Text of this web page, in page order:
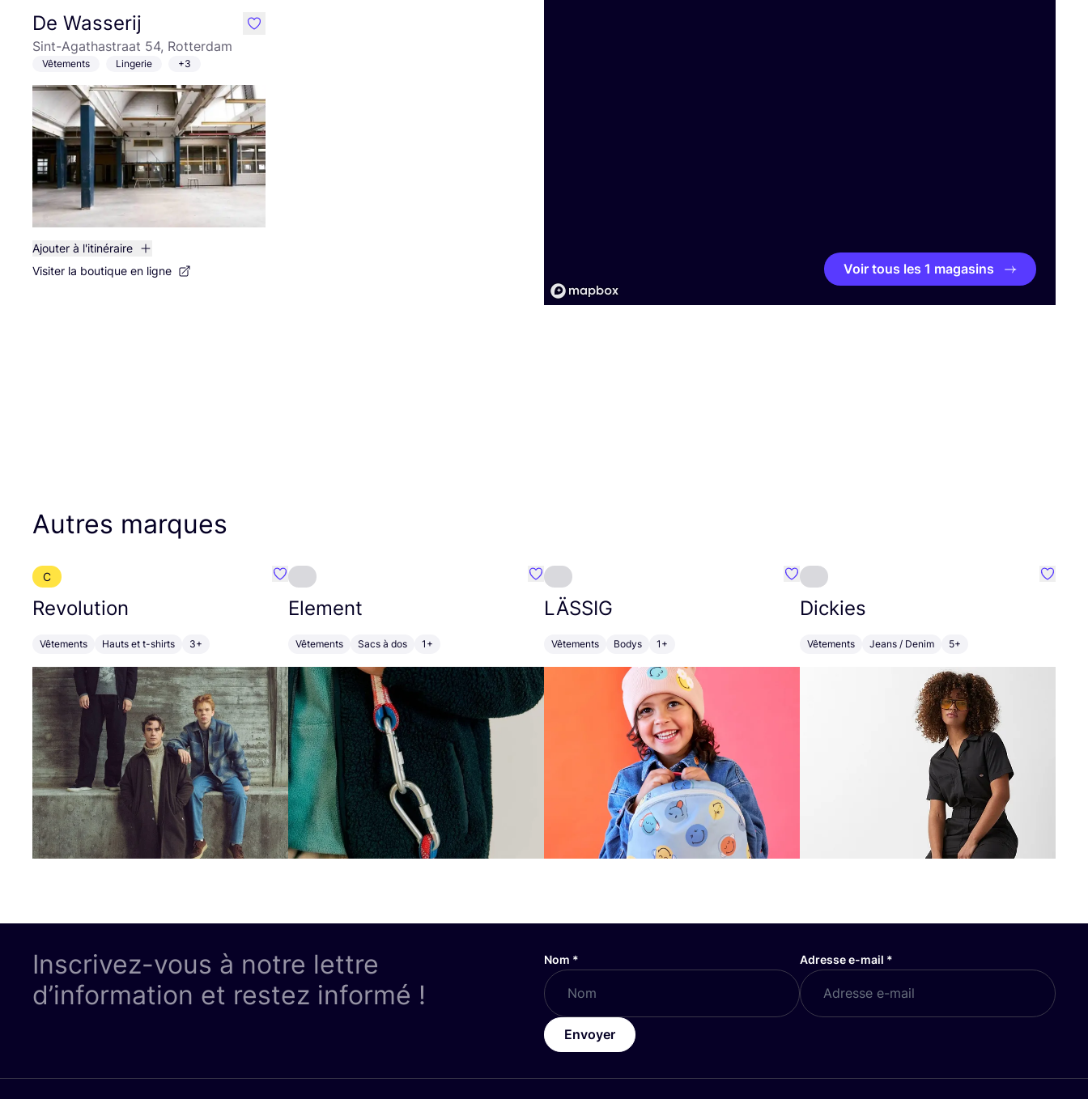
De Wasserij
Sint-Agathastraat 54, Rotterdam
Vêtements Lingerie +3
Ajouter à l'itinéraire
Visiter la boutique en ligne
like
Voir tous les 1 magasins
Autres marques
C
Revolution
Vêtements Hauts et t-shirts 3+
Préféré {nom}
Element
Vêtements Sacs à dos 1+
Préféré {nom}
LÄSSIG
Vêtements Bodys 1+
Préféré {nom}
Dickies
Vêtements Jeans / Denim 5+
Inscrivez-vous à notre lettre
d’information et restez informé !
Nom * Adresse e-mail *
Envoyer